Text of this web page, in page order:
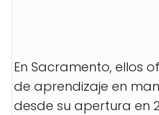
En Sacramento, ellos
de aprendizaje en
desde su apertura en